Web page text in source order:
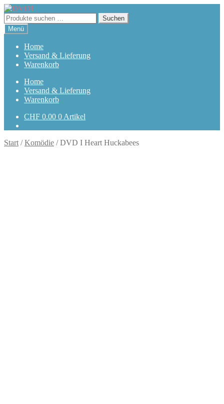
Zur
Navigation
springen
Zum
Inhalt
springen
Suchen
nach:
Suchen
Menü
Home
Versand & Lieferung
Warenkorb
Home
Versand & Lieferung
Warenkorb
CHF 0.00 0 Artikel
Start /Komödie /DVD I Heart Huckabees